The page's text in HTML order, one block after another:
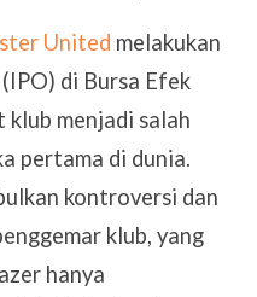
United melakukan
di Bursa Efek
klub menjadi salah
pertama di dunia.
kontroversi dan
klub, yang
hanya